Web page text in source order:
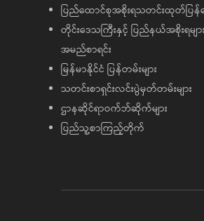
ပြည်ထောင်စုအစိုးရသတင်းထုတ်ပြန်
တိုင်းဒေသကြီးနှင့် ပြည်နယ်အစိုးရမျာ
အမည်စာရင်း
မြန်မာနိုင်ငံ ပြန်တမ်းများ
သတင်းစာရှင်းလင်းပွဲမှတ်တမ်းများ
ဌာနဆိုင်ရာဝက်ဘ်ဆိုက်များ
ပြည်သူ့စာကြည့်တိုက်